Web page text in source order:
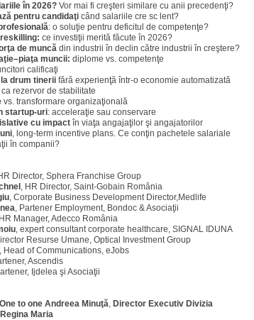
în 2026? Vor mai fi creşteri similare cu anii precedenţi?
pentru candidaţi când salariile cre sc lent?
: o soluţie pentru deficitul de competenţe?
ce investiţii merită făcute în 2026?
de muncă din industrii în declin către industrii în creştere?
muncii: diplome vs. competenţe
calificaţi
drum tinerii fără experienţă într-o economie automatizată
ca rezervor de stabilitate
vs. transformare organizaţională
startup-uri: acceleraţie sau conservare
cu impact în viaţa angajaţilor şi angajatorilor
, long-term incentive plans. Ce conţin pachetele salariale
în companii?
Director, Sphera Franchise Group
, HR Director, Saint-Gobain România
, Corporate Business Development Director,Medlife
, Partener Employment, Bondoc & Asociaţii
Manager, Adecco România
, expert consultant corporate healthcare, SIGNAL IDUNA
Resurse Umane, Optical Investment Group
, Head of Communications, eJobs
Ascendis
Ijdelea şi Asociaţii
to one Andreea Minuţă, Director Executiv Divizia
Maria